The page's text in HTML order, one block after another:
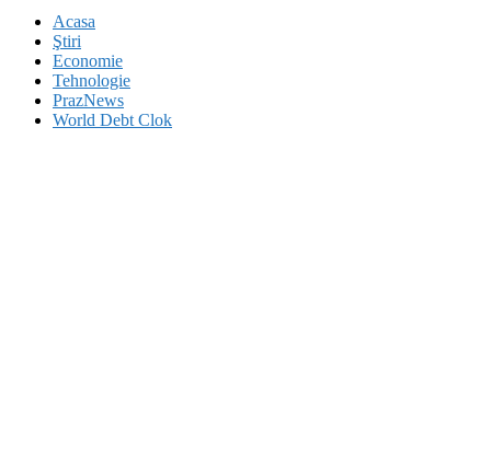
Acasa
Ştiri
Economie
Tehnologie
PrazNews
World Debt Clok